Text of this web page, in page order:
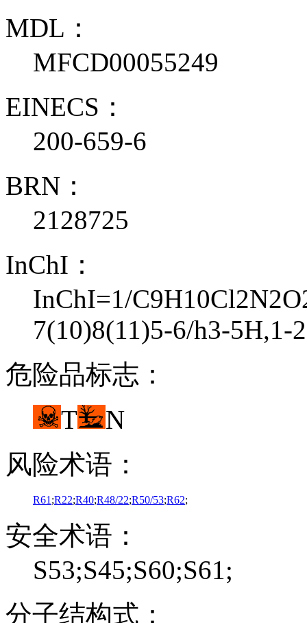
MDL：
MFCD00055249
EINECS：
200-659-6
BRN：
2128725
InChI：
InChI=1/
7(10)8(11)5-6/h3-5H,1-
危险品标志：
T
N
风险术语：
R61 ;R22;R40;R48/22;R50/53;R62;
安全术语：
S53;S45;S60;S61;
分子结构式：